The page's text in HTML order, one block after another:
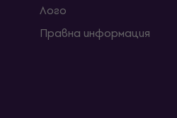
Лого
Правна информация